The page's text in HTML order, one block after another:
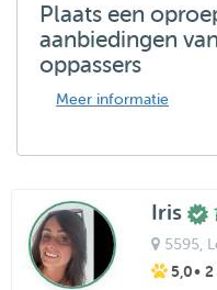
Plaats een
aanbiedingen
oppassers
Meer informatie
Iris
5595,
5,0•